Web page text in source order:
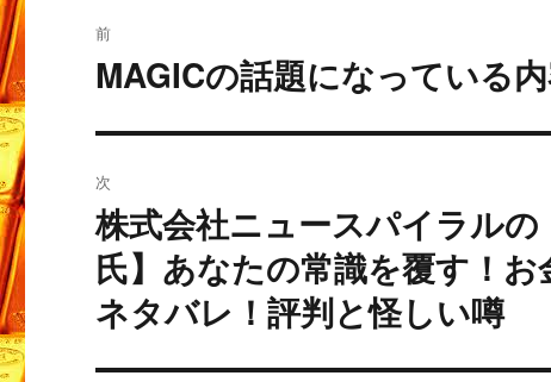
稿
ゲ
ー
シ
ョ
前
過
の
投
稿:
MAGICの話題になっている
次
次
の
投
稿:
株式会社ニュースパイラル
氏】あなたの常識を覆す！
ネタバレ！評判と怪しい噂